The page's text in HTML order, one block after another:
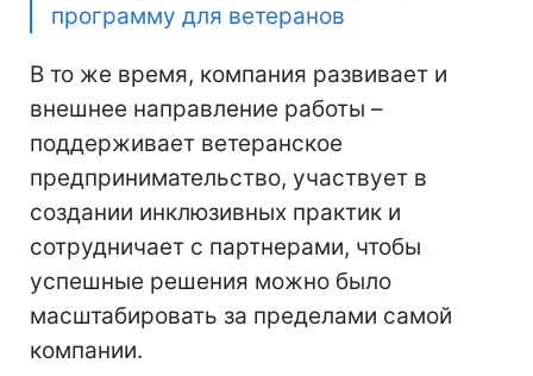
программу для ветеранов
В то же время, компания развивает и
внешнее направление работы –
поддерживает ветеранское
предпринимательство, участвует в
создании инклюзивных практик и
сотрудничает с партнерами, чтобы
успешные решения можно было
масштабировать за пределами самой
компании.